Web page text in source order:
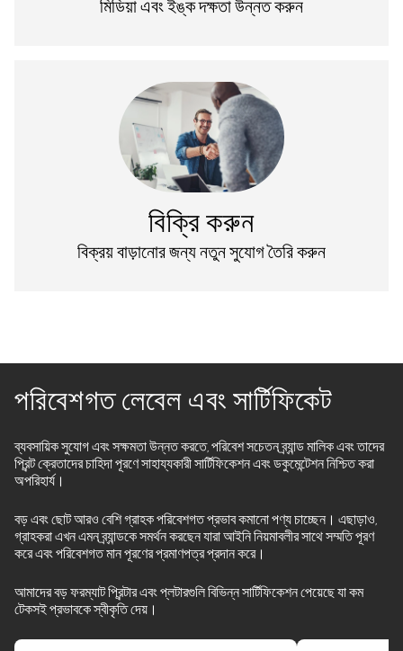
মিডিয়া এবং ইঙ্ক দক্ষতা উন্নত করুন
বিক্রি করুন
বিক্রয় বাড়ানোর জন্য নতুন সুযোগ তৈরি করুন
পরিবেশগত লেবেল এবং সার্টিফিকেট
ব্যবসায়িক সুযোগ এবং সক্ষমতা উন্নত করতে, পরিবেশ সচেতন ব্র্যান্ড মালিক এবং তাদের
প্রিন্ট ক্রেতাদের চাহিদা পূরণে সাহায্যকারী সার্টিফিকেশন এবং ডকুমেন্টেশন নিশ্চিত করা
অপরিহার্য।
বড় এবং ছোট আরও বেশি গ্রাহক পরিবেশগত প্রভাব কমানো পণ্য চাচ্ছেন। এছাড়াও,
গ্রাহকরা এখন এমন ব্র্যান্ডকে সমর্থন করছেন যারা আইনি নিয়মাবলীর সাথে সম্মতি পূরণ
করে এবং পরিবেশগত মান পূরণের প্রমাণপত্র প্রদান করে।
আমাদের বড় ফরম্যাট প্রিন্টার এবং প্লটারগুলি বিভিন্ন সার্টিফিকেশন পেয়েছে যা কম
টেকসই প্রভাবকে স্বীকৃতি দেয়।